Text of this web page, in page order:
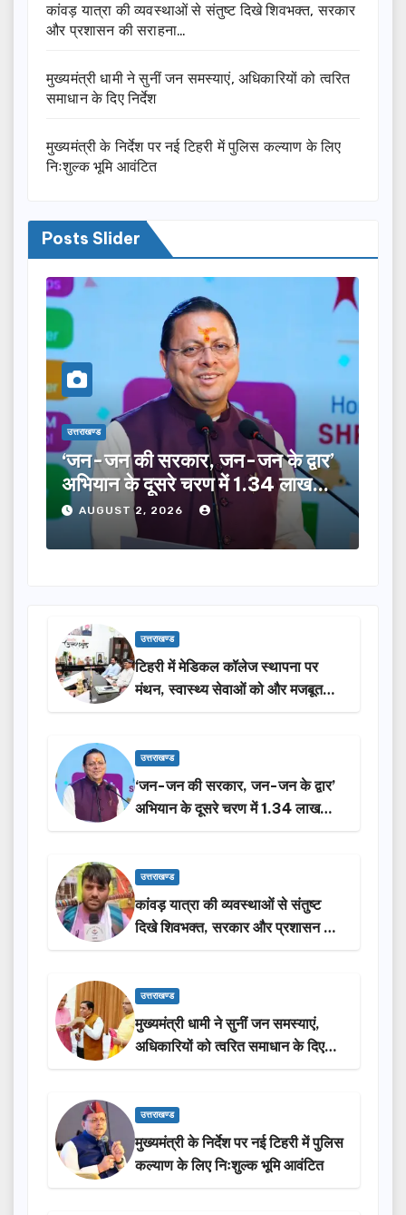
कांवड़ यात्रा की व्यवस्थाओं से संतुष्ट दिखे शिवभक्त, सरकार
और प्रशासन की सराहना…
मुख्यमंत्री धामी ने सुनीं जन समस्याएं, अधिकारियों को त्वरित
समाधान के दिए निर्देश
मुख्यमंत्री के निर्देश पर नई टिहरी में पुलिस कल्याण के लिए
निःशुल्क भूमि आवंटित
Posts Slider
उत्तराखण्ड
‘जन-जन की सरकार, जन-जन के द्वार’
अभियान के दूसरे चरण में 1.34 लाख
लोगों की भागीदारी…
AUGUST 2, 2026
उत्तराखण्ड
टिहरी में मेडिकल कॉलेज स्थापना पर
मंथन, स्वास्थ्य सेवाओं को और मजबूत
करेगी सरकार: मुख्यमंत्री धामी…
उत्तराखण्ड
‘जन-जन की सरकार, जन-जन के द्वार’
अभियान के दूसरे चरण में 1.34 लाख
लोगों की भागीदारी…
उत्तराखण्ड
कांवड़ यात्रा की व्यवस्थाओं से संतुष्ट
दिखे शिवभक्त, सरकार और प्रशासन की
सराहना…
उत्तराखण्ड
मुख्यमंत्री धामी ने सुनीं जन समस्याएं,
अधिकारियों को त्वरित समाधान के दिए
निर्देश
उत्तराखण्ड
मुख्यमंत्री के निर्देश पर नई टिहरी में पुलिस
कल्याण के लिए निःशुल्क भूमि आवंटित